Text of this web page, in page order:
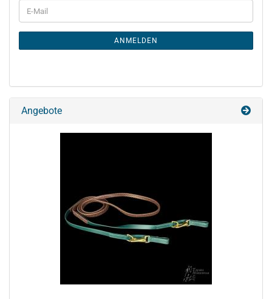
ANMELDEN
Angebote